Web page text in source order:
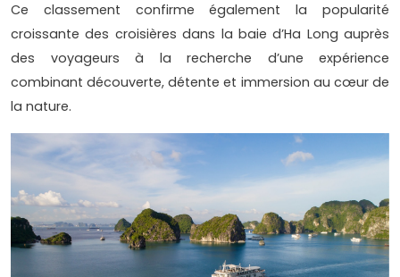
Ce classement confirme également la popularité
croissante des croisières dans la baie d’Ha Long auprès
des voyageurs à la recherche d’une expérience
combinant découverte, détente et immersion au cœur de
la nature.